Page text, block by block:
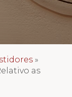
»
as